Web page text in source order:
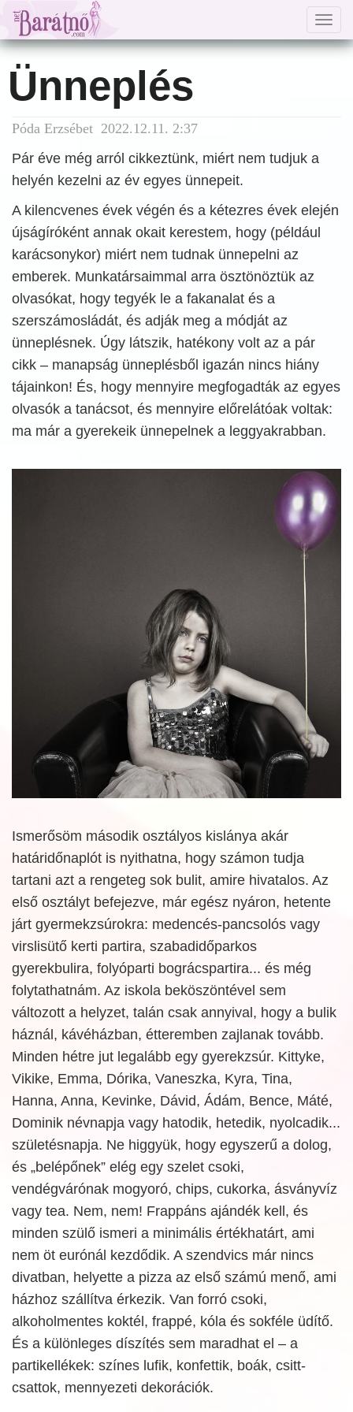
Ünneplés
Póda Erzsébet 2022.12.11. 2:37
Pár éve még arról cikkeztünk, miért nem tudjuk a
helyén kezelni az év egyes ünnepeit.
A kilencvenes évek végén és a kétezres évek elején
újságíróként annak okait kerestem, hogy (például
karácsonykor) miért nem tudnak ünnepelni az
emberek. Munkatársaimmal arra ösztönöztük az
olvasókat, hogy tegyék le a fakanalat és a
szerszámosládát, és adják meg a módját az
ünneplésnek. Úgy látszik, hatékony volt az a pár
cikk – manapság ünneplésből igazán nincs hiány
tájainkon! És, hogy mennyire megfogadták az egyes
olvasók a tanácsot, és mennyire előrelátóak voltak:
ma már a gyerekeik ünnepelnek a leggyakrabban.
Ismerősöm második osztályos kislánya akár
határidőnaplót is nyithatna, hogy számon tudja
tartani azt a rengeteg sok bulit, amire hivatalos. Az
első osztályt befejezve, már egész nyáron, hetente
járt gyermekzsúrokra: medencés-pancsolós vagy
virslisütő kerti partira, szabadidőparkos
gyerekbulira, folyóparti bográcspartira... és még
folytathatnám. Az iskola beköszöntével sem
változott a helyzet, talán csak annyival, hogy a bulik
háznál, kávéházban, étteremben zajlanak tovább.
Minden hétre jut legalább egy gyerekzsúr. Kittyke,
Vikike, Emma, Dórika, Vaneszka, Kyra, Tina,
Hanna, Anna, Kevinke, Dávid, Ádám, Bence, Máté,
Dominik névnapja vagy hatodik, hetedik, nyolcadik...
születésnapja. Ne higgyük, hogy egyszerű a dolog,
és „belépőnek” elég egy szelet csoki,
vendégvárónak mogyoró, chips, cukorka, ásványvíz
vagy tea. Nem, nem! Frappáns ajándék kell, és
minden szülő ismeri a minimális értékhatárt, ami
nem öt eurónál kezdődik. A szendvics már nincs
divatban, helyette a pizza az első számú menő, ami
házhoz szállítva érkezik. Van forró csoki,
alkoholmentes koktél, frappé, kóla és sokféle üdítő.
És a különleges díszítés sem maradhat el – a
partikellékek: színes lufik, konfettik, boák, csitt-
csattok, mennyezeti dekorációk.